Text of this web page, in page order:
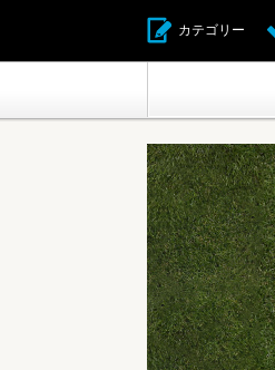
カテゴリー